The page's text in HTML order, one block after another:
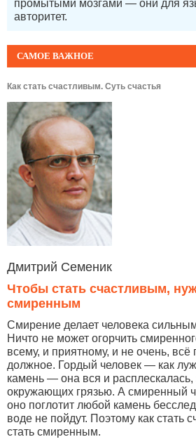
САМОЕ ВАЖНОЕ
Как стать счастливым. Суть счастья
Дмитрий Семеник
Чтобы стать счастливым,
смиренным
Смирение делает человека
Ничто не может огорчить
всему, и приятному, и не очень, всё
должное. Гордый человек — как
камень — она вся и расплескалась,
окружающих грязью. А смиренный
оно поглотит любой камень
воде не пойдут. Поэтому как стать
стать смиренным.
промытыми мозгами — они для
авторитет.